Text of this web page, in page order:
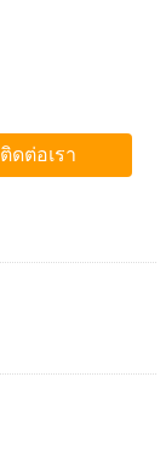
ติดต่อเรา